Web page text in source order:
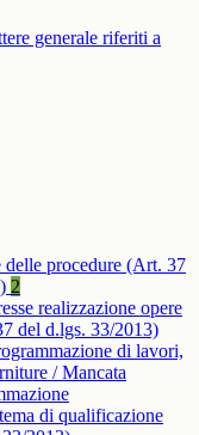
generale riferiti a
delle procedure (Art. 37
2
realizzazione opere
del d.lgs. 33/2013)
di lavori,
/ Mancata
di qualificazione